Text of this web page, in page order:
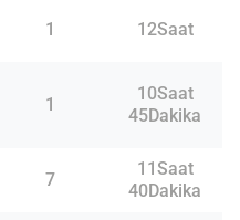
1 12Saat
1
10Saat
45Dakika
7
11Saat
40Dakika